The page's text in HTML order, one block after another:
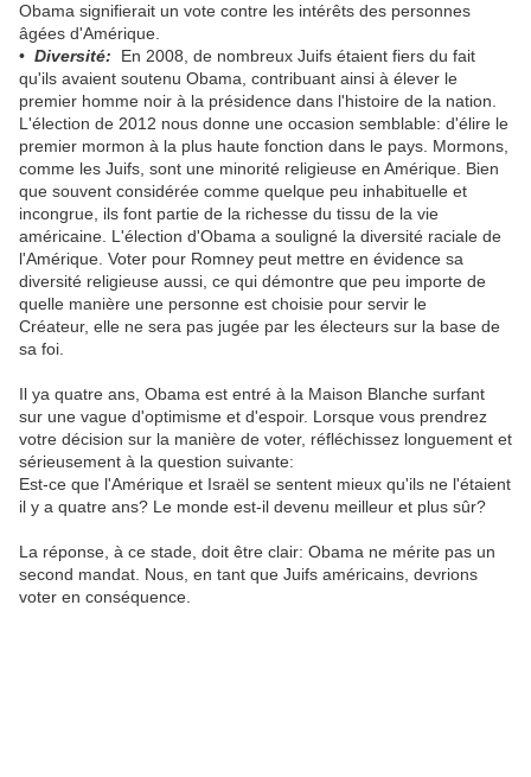
Obama signifierait un vote contre les intérêts des personnes
âgées d'Amérique.
• Diversité:
En 2008, de nombreux Juifs étaient fiers du fait
qu'ils avaient soutenu Obama, contribuant ainsi à élever le
premier homme noir à la présidence dans l'histoire de la nation.
L'élection de 2012 nous donne une occasion semblable: d'élire le
premier mormon à la plus haute fonction dans le pays. Mormons,
comme les Juifs, sont une minorité religieuse en Amérique. Bien
que souvent considérée comme quelque peu inhabituelle et
incongrue, ils font partie de la richesse du tissu de la vie
américaine. L'élection d'Obama a souligné la diversité raciale de
l'Amérique. Voter pour Romney peut mettre en évidence sa
diversité religieuse aussi, ce qui démontre que peu importe de
quelle manière une personne est choisie pour servir le
Créateur, elle ne sera pas jugée par les électeurs sur la base de
sa foi.
Il ya quatre ans, Obama est entré à la Maison Blanche surfant
sur une vague d'optimisme et d'espoir. Lorsque vous prendrez
votre décision sur la manière de voter, réfléchissez longuement et
sérieusement à la question suivante:
Est-ce que l'Amérique et Israël se sentent mieux qu'ils ne l'étaient
il y a quatre ans? Le monde est-il devenu meilleur et plus sûr?
La réponse, à ce stade, doit être clair: Obama ne mérite pas un
second mandat. Nous, en tant que Juifs américains, devrions
voter en conséquence.